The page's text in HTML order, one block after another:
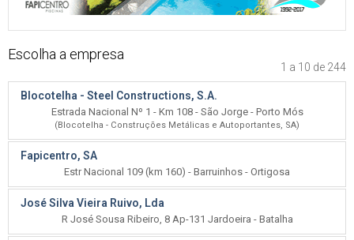
Escolha a empresa
1 a 10 de 244
Blocotelha - Steel Constructions, S.A.
Estrada Nacional Nº 1 - Km 108 - São Jorge - Porto Mós
(Blocotelha - Construções Metálicas e Autoportantes, SA)
Fapicentro, SA
Estr Nacional 109 (km 160) - Barruinhos - Ortigosa
José Silva Vieira Ruivo, Lda
R José Sousa Ribeiro, 8 Ap-131 Jardoeira - Batalha